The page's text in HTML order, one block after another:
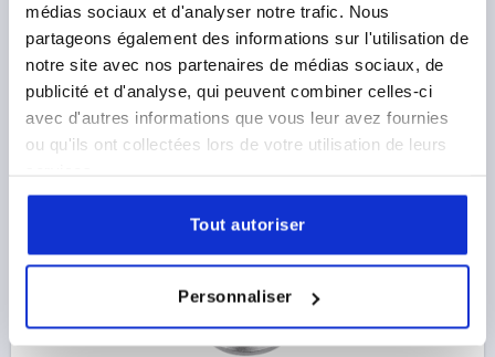
médias sociaux et d'analyser notre trafic. Nous
partageons également des informations sur l'utilisation de
notre site avec nos partenaires de médias sociaux, de
publicité et d'analyse, qui peuvent combiner celles-ci
avec d'autres informations que vous leur avez fournies
ou qu'ils ont collectées lors de votre utilisation de leurs
Tout autoriser
Personnaliser
Référence:K1823.0422
1,60 €
DÉTAILS